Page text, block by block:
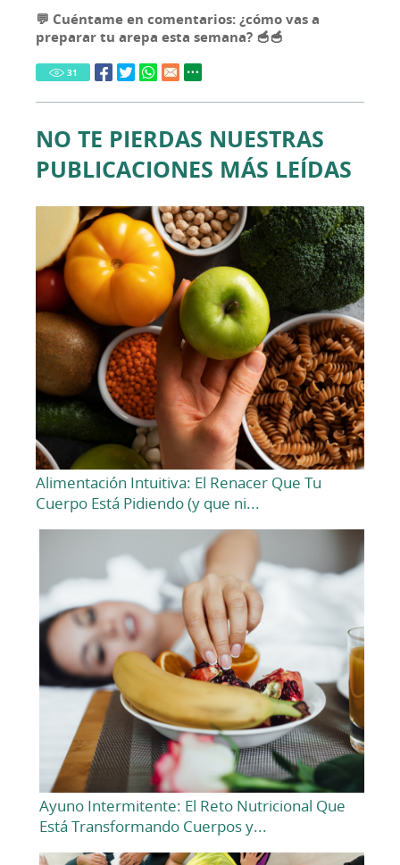
💬 Cuéntame en comentarios: ¿cómo vas a
preparar tu arepa esta semana? 🥣🥣
31
NO TE PIERDAS NUESTRAS
PUBLICACIONES MÁS LEÍDAS
Alimentación Intuitiva: El Renacer Que Tu
Cuerpo Está Pidiendo (y que ni...
Ayuno Intermitente: El Reto Nutricional Que
Está Transformando Cuerpos y...